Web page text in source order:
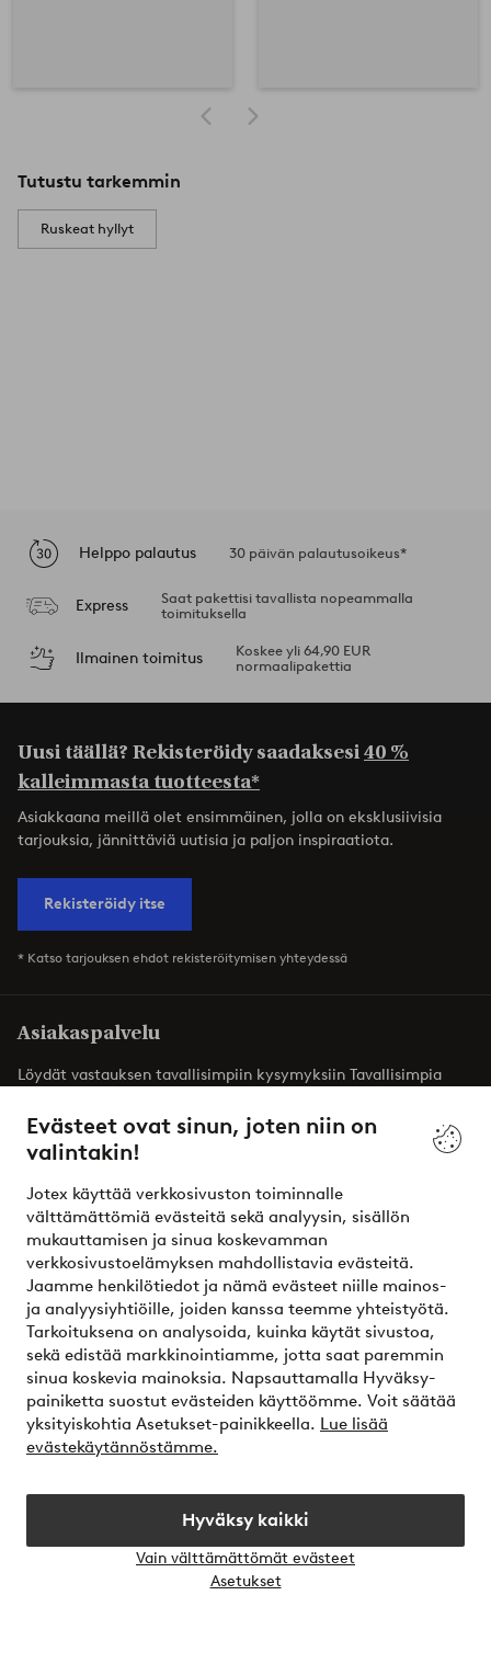
Evästeet ovat sinun, joten niin on
valintakin!
Jotex käyttää verkkosivuston toiminnalle
välttämättömiä evästeitä sekä analyysin, sisällön
mukauttamisen ja sinua koskevamman
verkkosivustoelämyksen mahdollistavia evästeitä.
Jaamme henkilötiedot ja nämä evästeet niille mainos-
ja analyysiyhtiöille, joiden kanssa teemme yhteistyötä.
Tarkoituksena on analysoida, kuinka käytät sivustoa,
sekä edistää markkinointiamme, jotta saat paremmin
sinua koskevia mainoksia. Napsauttamalla Hyväksy-
painiketta suostut evästeiden käyttöömme. Voit säätää
yksityiskohtia Asetukset-painikkeella. Lue lisää
evästekäytännöstämme.
Hyväksy kaikki
Vain välttämättömät evästeet
Asetukset
Tutustu tarkemmin
Ruskeat hyllyt
Helppo palautus 30 päivän palautusoikeus*
Express
Saat pakettisi tavallista nopeammalla
toimituksella
Ilmainen toimitus
Koskee yli 64,90 EUR
normaalipakettia
Uusi täällä? Rekisteröidy saadaksesi40 %
kalleimmasta tuotteesta*
Asiakkaana meillä olet ensimmäinen, jolla on eksklusiivisia
tarjouksia, jännittäviä uutisia ja paljon inspiraatiota.
Rekisteröidy itse
* Katso tarjouksen ehdot rekisteröitymisen yhteydessä
Asiakaspalvelu
Löydät vastauksen tavallisimpiin kysymyksiin Tavallisimpia
Asiakaspalvelu
Omat sivut
Tietoa Jotexista
Palvelumme
Ehdot
Ystävät
Turvalliset maksut – maksa nyt tai erissä